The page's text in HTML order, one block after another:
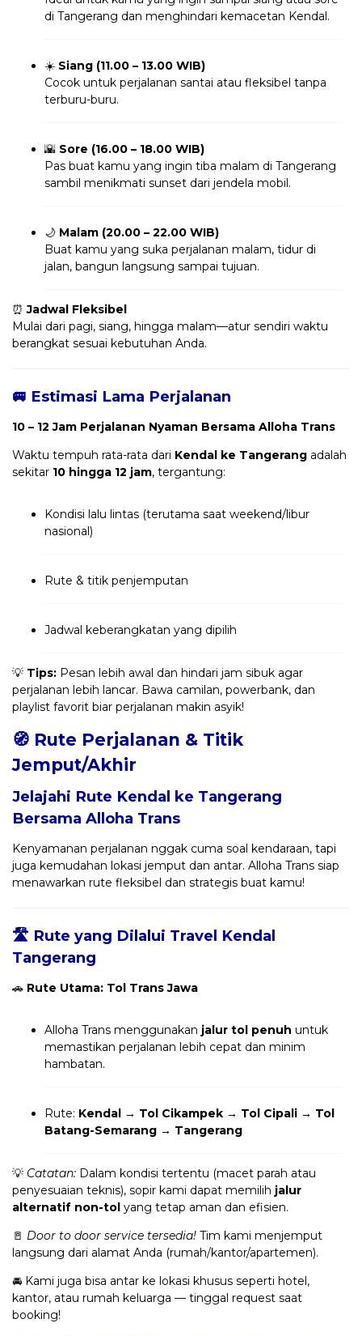
di Tangerang dan menghindari kemacetan Kendal.
☀️ Siang (11.00 – 13.00 WIB)
Cocok untuk perjalanan santai atau fleksibel tanpa
terburu-buru.
🌇 Sore (16.00 – 18.00 WIB)
Pas buat kamu yang ingin tiba malam di Tangerang
sambil menikmati sunset dari jendela mobil.
🌙 Malam (20.00 – 22.00 WIB)
Buat kamu yang suka perjalanan malam, tidur di
jalan, bangun langsung sampai tujuan.
⏰Jadwal Fleksibel
Mulai dari pagi, siang, hingga malam—atur sendiri waktu
berangkat sesuai kebutuhan Anda.
🚐 Estimasi Lama Perjalanan
10 – 12 Jam Perjalanan Nyaman Bersama Alloha Trans
Waktu tempuh rata-rata dari Kendal ke Tangerang adalah
sekitar 10 hingga 12 jam, tergantung:
Kondisi lalu lintas (terutama saat weekend/libur
nasional)
Rute & titik penjemputan
Jadwal keberangkatan yang dipilih
💡 Tips: Pesan lebih awal dan hindari jam sibuk agar
perjalanan lebih lancar. Bawa camilan, powerbank, dan
playlist favorit biar perjalanan makin asyik!
🧭 Rute Perjalanan & Titik
Jemput/Akhir
Jelajahi Rute Kendal ke Tangerang
Bersama Alloha Trans
Kenyamanan perjalanan nggak cuma soal kendaraan, tapi
juga kemudahan lokasi jemput dan antar. Alloha Trans siap
menawarkan rute fleksibel dan strategis buat kamu!
🛣️ Rute yang Dilalui Travel Kendal
Tangerang
🚗 Rute Utama: Tol Trans Jawa
Alloha Trans menggunakan jalur tol penuh untuk
memastikan perjalanan lebih cepat dan minim
hambatan.
Rute: Kendal → Tol Cikampek → Tol Cipali → Tol
Batang-Semarang → Tangerang
💡 Catatan: Dalam kondisi tertentu (macet parah atau
penyesuaian teknis), sopir kami dapat memilih jalur
alternatif non-tol yang tetap aman dan efisien.
🚪 Door to door service tersedia! Tim kami menjemput
langsung dari alamat Anda (rumah/kantor/apartemen).
🚘 Kami juga bisa antar ke lokasi khusus seperti hotel,
kantor, atau rumah keluarga — tinggal request saat
booking!